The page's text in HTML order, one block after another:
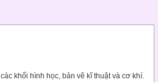
khối hình học, bản vẽ kĩ thuật và cơ khí.